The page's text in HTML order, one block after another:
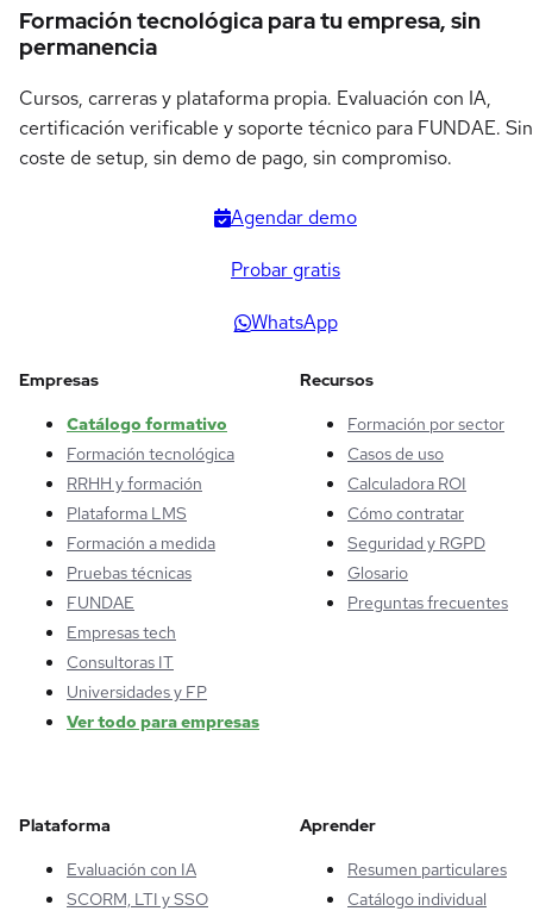
Formación tecnológica para tu empresa, sin
permanencia
Cursos, carreras y plataforma propia. Evaluación con IA,
certificación verificable y soporte técnico para FUNDAE. Sin
coste de setup, sin demo de pago, sin compromiso.
Agendar demo
Probar gratis
WhatsApp
Empresas
Catálogo formativo
Formación tecnológica
RRHH y formación
Plataforma LMS
Formación a medida
Pruebas técnicas
FUNDAE
Empresas tech
Consultoras IT
Universidades y FP
Ver todo para empresas
Recursos
Formación por sector
Casos de uso
Calculadora ROI
Cómo contratar
Seguridad y RGPD
Glosario
Preguntas frecuentes
Plataforma
Evaluación con IA
SCORM, LTI y SSO
Aprender
Resumen particulares
Catálogo individual